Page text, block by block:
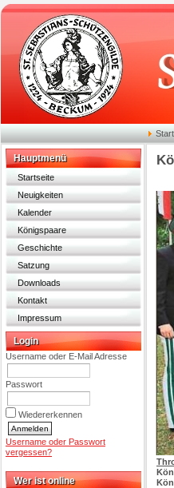
Start
Hauptmenü
Startseite
Neuigkeiten
Kalender
Königspaare
Geschichte
Satzung
Downloads
Kontakt
Impressum
Login
Username oder E-Mail Adresse
Passwort
Wiedererkennen
Username oder Passwort
vergessen?
Wer ist online